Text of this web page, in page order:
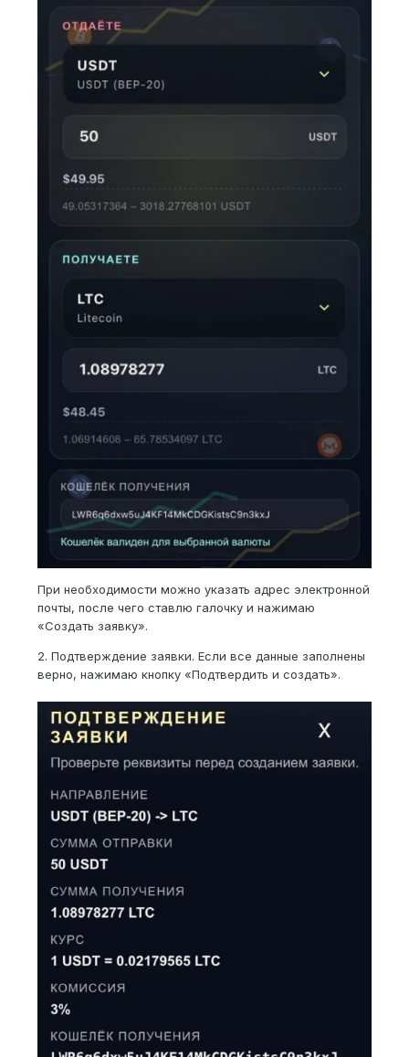
При необходимости можно указать адрес электронной
почты, после чего ставлю галочку и нажимаю
«Создать заявку».
2. Подтверждение заявки. Если все данные заполнены
верно, нажимаю кнопку «Подтвердить и создать».